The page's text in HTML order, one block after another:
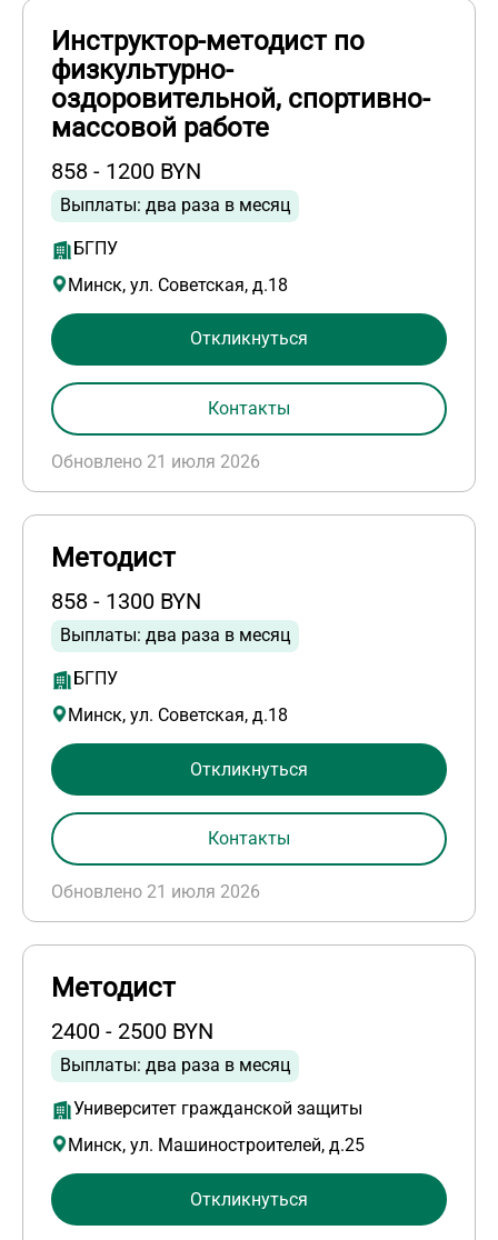
Инструктор-методист по
физкультурно-
оздоровительной, спортивно-
массовой работе
858 - 1200 BYN
Выплаты: два раза в месяц
БГПУ
Минск, ул. Советская, д.18
Обновлено 21 июля 2026
Откликнуться
Контакты
Методист
858 - 1300 BYN
Выплаты: два раза в месяц
БГПУ
Минск, ул. Советская, д.18
Обновлено 21 июля 2026
Откликнуться
Контакты
Методист
2400 - 2500 BYN
Выплаты: два раза в месяц
Университет гражданской защиты
Минск, ул. Машиностроителей, д.25
Откликнуться